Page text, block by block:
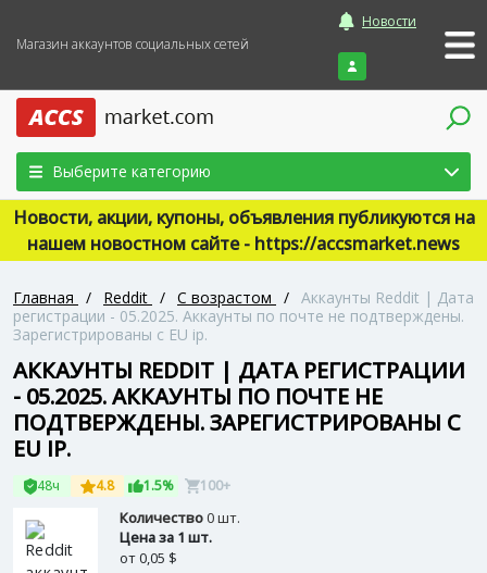
Магазин аккаунтов социальных сетей
Новости
Войти
Выберите категорию
Новости, акции, купоны, объявления публикуются на
нашем новостном сайте - https://accsmarket.news
Главная / Reddit / С возрастом / Аккаунты Reddit | Дата
регистрации - 05.2025. Аккаунты по почте не подтверждены.
Зарегистрированы с EU ip.
АККАУНТЫ REDDIT | ДАТА РЕГИСТРАЦИИ
- 05.2025. АККАУНТЫ ПО ПОЧТЕ НЕ
ПОДТВЕРЖДЕНЫ. ЗАРЕГИСТРИРОВАНЫ С
EU IP.
48ч 4.8 1.5% 100+
Количество0 шт.
Цена за 1 шт.
от0,05 $